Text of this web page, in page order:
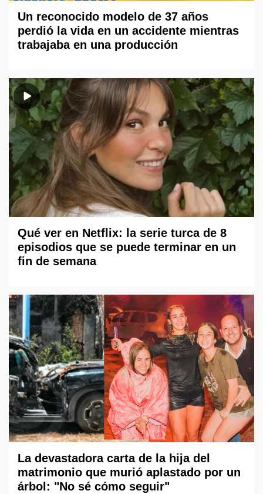
Un reconocido modelo de 37 años
perdió la vida en un accidente mientras
trabajaba en una producción
Qué ver en Netflix: la serie turca de 8
episodios que se puede terminar en un
fin de semana
La devastadora carta de la hija del
matrimonio que murió aplastado por un
árbol: "No sé cómo seguir"